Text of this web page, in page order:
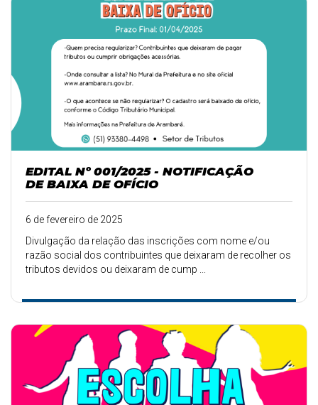
EDITAL Nº 001/2025 - NOTIFICAÇÃO
DE BAIXA DE OFÍCIO
6 de fevereiro de 2025
Divulgação da relação das inscrições com nome e/ou
razão social dos contribuintes que deixaram de recolher os
tributos devidos ou deixaram de cump ...